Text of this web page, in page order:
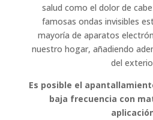
salud como el dolor de
famosas ondas invisibles
mayoría de aparatos
nuestro hogar, añadiendo
del
Es posible el
baja frecuencia con